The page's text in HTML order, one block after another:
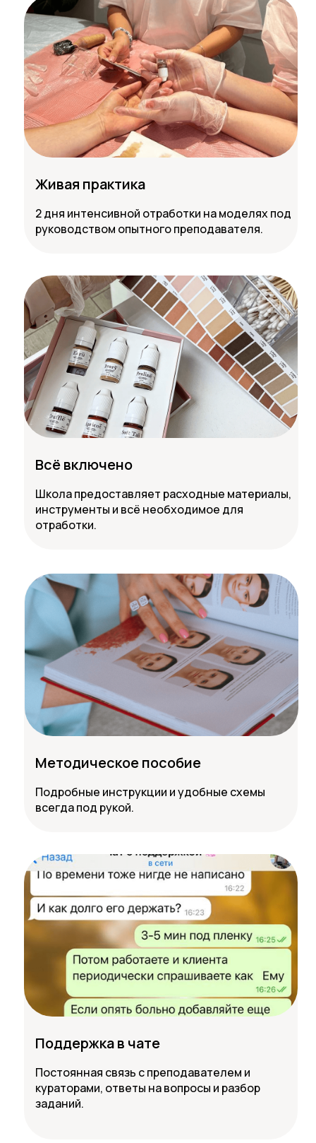
Поддержка в чате
Постоянная связь с преподавателем и
кураторами, ответы на вопросы и разбор
заданий.
Методическое пособие
Подробные инструкции и удобные схемы
всегда под рукой.
Всё включено
Школа предоставляет расходные материалы,
инструменты и всё необходимое для
отработки.
Живая практика
2 дня интенсивной отработки на моделях под
руководством опытного преподавателя.